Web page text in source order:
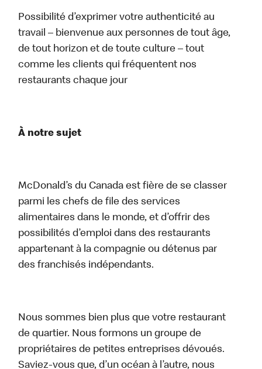
Possibilité d’exprimer votre authenticité au
travail – bienvenue aux personnes de tout âge,
de tout horizon et de toute culture – tout
comme les clients qui fréquentent nos
restaurants chaque jour
À notre sujet
McDonald’s du Canada est fière de se classer
parmi les chefs de file des services
alimentaires dans le monde, et d’offrir des
possibilités d’emploi dans des restaurants
appartenant à la compagnie ou détenus par
des franchisés indépendants.
Nous sommes bien plus que votre restaurant
de quartier. Nous formons un groupe de
propriétaires de petites entreprises dévoués.
Saviez-vous que, d’un océan à l’autre, nous